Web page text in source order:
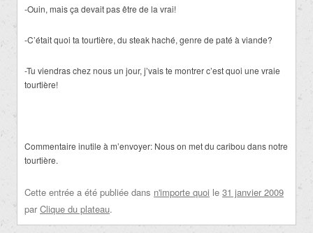
-Ouin, mais ça devait pas être de la vrai!
-C’était quoi ta tourtière, du steak haché, genre de paté à viande?
-Tu viendras chez nous un jour, j’vais te montrer c’est quoi une vraie
tourtière!
Commentaire inutile à m’envoyer: Nous on met du caribou dans notre
tourtière.
Cette entrée a été publiée dans n'importe quoi le 31 janvier 2009
par Clique du plateau.